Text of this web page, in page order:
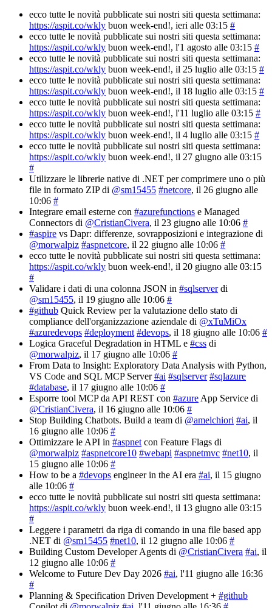
ecco tutte le novità pubblicate sui nostri siti questa settimana:
https://aspit.co/wkly buon week-end!, ieri alle 03:15 #
ecco tutte le novità pubblicate sui nostri siti questa settimana:
https://aspit.co/wkly buon week-end!, l'1 agosto alle 03:15 #
ecco tutte le novità pubblicate sui nostri siti questa settimana:
https://aspit.co/wkly buon week-end!, il 25 luglio alle 03:15 #
ecco tutte le novità pubblicate sui nostri siti questa settimana:
https://aspit.co/wkly buon week-end!, il 18 luglio alle 03:15 #
ecco tutte le novità pubblicate sui nostri siti questa settimana:
https://aspit.co/wkly buon week-end!, l'11 luglio alle 03:15 #
ecco tutte le novità pubblicate sui nostri siti questa settimana:
https://aspit.co/wkly buon week-end!, il 4 luglio alle 03:15 #
ecco tutte le novità pubblicate sui nostri siti questa settimana:
https://aspit.co/wkly buon week-end!, il 27 giugno alle 03:15
#
Utilizzare le librerie native di .NET per comprimere uno o più
file in formato ZIP di @sm15455 #netcore, il 26 giugno alle
10:06 #
Integrare email esterne con #azurefunctions e Managed
Connectors di @CristianCivera, il 23 giugno alle 10:06 #
#aspire vs Dapr: differenze, sovrapposizioni e integrazione di
@morwalpiz #aspnetcore, il 22 giugno alle 10:06 #
ecco tutte le novità pubblicate sui nostri siti questa settimana:
https://aspit.co/wkly buon week-end!, il 20 giugno alle 03:15
#
Validare i dati di una colonna JSON in #sqlserverdi
@sm15455, il 19 giugno alle 10:06 #
#github Quick Review per la valutazione dello stato di
compliance dell'organizzazione aziendale di @xTuMiOx
#azuredevops #deployment #devops, il 18 giugno alle 10:06 #
Logica Graceful Degradation in HTML e #css di
@morwalpiz, il 17 giugno alle 10:06 #
From Data to Insight: Exploratory Data Analysis with Python,
VS Code and SQL MCP Server#ai #sqlserver #sqlazure
#database, il 17 giugno alle 10:06 #
Esporre tool MCP da API REST con #azure App Service di
@CristianCivera, il 16 giugno alle 10:06 #
Stop Building Chatbots. Build a team di @amelchiori #ai, il
16 giugno alle 10:06 #
Ottimizzare le API in #aspnet con Feature Flags di
@morwalpiz #aspnetcore10 #webapi #aspnetmvc #net10, il
15 giugno alle 10:06 #
How to be a #devops engineer in the AI era #ai, il 15 giugno
alle 10:06 #
ecco tutte le novità pubblicate sui nostri siti questa settimana:
https://aspit.co/wkly buon week-end!, il 13 giugno alle 03:15
#
Leggere i parametri da riga di comando in una file based app
.NET di @sm15455 #net10, il 12 giugno alle 10:06 #
Building Custom Developer Agents di @CristianCivera #ai, il
12 giugno alle 10:06 #
Welcome to Future Dev Day 2026 #ai, l'11 giugno alle 16:36
#
Planning & Specification Driven Development + #github